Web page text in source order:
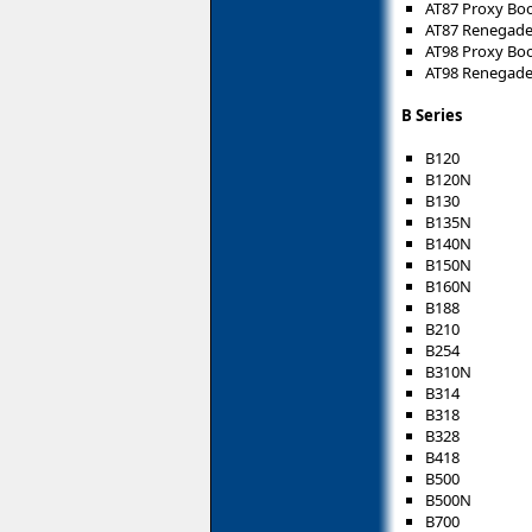
AT87 Proxy
AT87 Renegade
AT98 Proxy
AT98 Renegade
B Series
B120
B120N
B130
B135N
B140N
B150N
B160N
B188
B210
B254
B310N
B314
B318
B328
B418
B500
B500N
B700